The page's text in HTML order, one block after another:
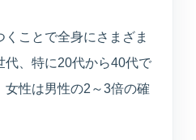
ど、健やかな加齢対策を支
、各種健診に対応します。
ことで全身にさまざま
代、特に20代から40代で
女性は男性の2～3倍の確